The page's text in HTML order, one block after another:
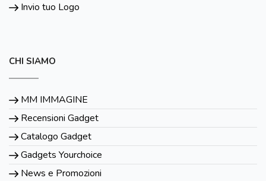
Invio tuo Logo
CHI SIAMO
MM IMMAGINE
Recensioni Gadget
Catalogo Gadget
Gadgets Yourchoice
News e Promozioni